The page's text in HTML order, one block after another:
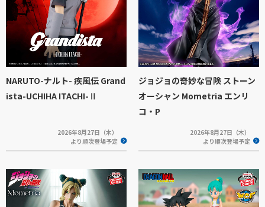
NARUTO-ナルト- 疾風伝 Grand
ista-UCHIHA ITACHI-Ⅱ
2026年8月27日（木）
より順次登場予定
ジョジョの奇妙な冒険 ストーン
オーシャン Mometria エンリ
コ・P
2026年8月27日（木）
より順次登場予定